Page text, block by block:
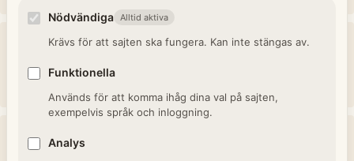
Attest
Skriftligt intyg från betrodd person, ofta präst eller
Döpt
Nödvändiga Alltid aktiva
Krävs för att sajten ska fungera. Kan inte stängas av.
Funktionella
Används för att komma ihåg dina val på sajten,
exempelvis språk och inloggning.
Analys